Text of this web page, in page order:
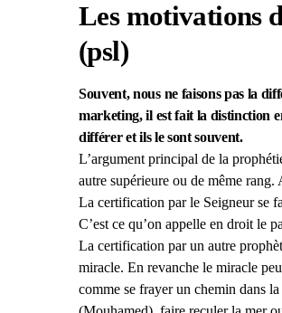
Les motivations
(psl)
Souvent, nous ne faisons pas la
marketing, il est fait la distinction
différer et ils le sont souvent.
L’argument principal de la
autre supérieure ou de même
La certification par le Seigneur se
C’est ce qu’on appelle en droit le
La certification par un autre
miracle. En revanche le miracle
comme se frayer un chemin dans